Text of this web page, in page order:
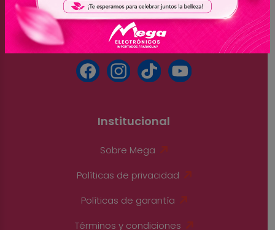
(061) 504-444 - (061) 501-810 - (061) 504-666
(061) 513-346
Institucional
Sobre Mega
Políticas de privacidad
Políticas de garantía
Términos y condiciones